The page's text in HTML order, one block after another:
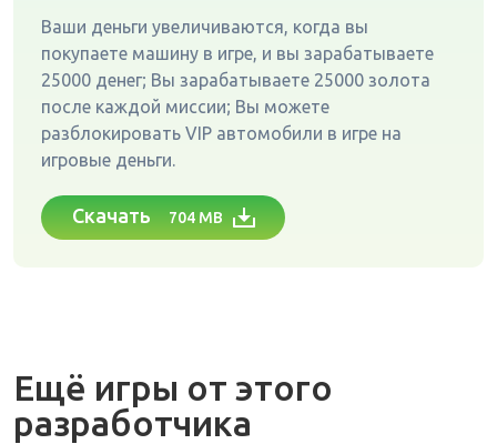
Ваши деньги увеличиваются, когда вы
покупаете машину в игре, и вы зарабатываете
25000 денег; Вы зарабатываете 25000 золота
после каждой миссии; Вы можете
разблокировать VIP автомобили в игре на
игровые деньги.
Скачать 704 MB
Ещё игры от этого
разработчика